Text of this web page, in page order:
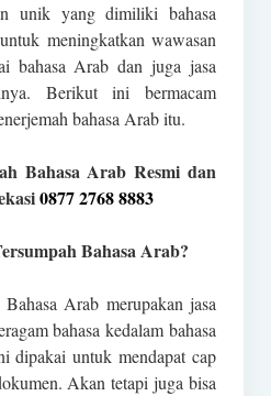
unik yang dimiliki bahasa
meningkatkan wawasan
bahasa Arab dan juga jasa
Berikut ini bermacam
bahasa Arab itu.
Bahasa Arab Resmi dan
0877 2768 8883
Bahasa Arab?
Arab merupakan jasa
bahasa kedalam bahasa
dipakai untuk mendapat cap
Akan tetapi juga bisa